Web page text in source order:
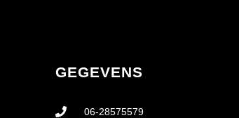
GEGEVENS
06-28575579